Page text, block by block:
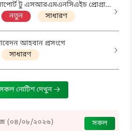
টু এসআরএমএনসিএইচ প্রোগ্রাম
আওতায় 'মিডওয়াইফ' এবং
কোঅর্ডিনেটর' পদের নিয়োগ
তালিকা
নতুন সাধারণ
আহবান প্রসংগে
সাধারণ
নোটিশ দেখুন
(০৪/০৮/২০২৬) সকল
০৮/২০২৬)
০৮/২০২৬)